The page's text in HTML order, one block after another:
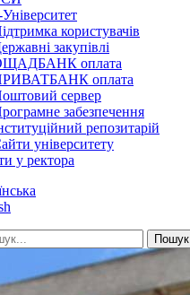
Університет
користувачів
закупівлі
оплата
оплата
сервер
забезпечення
репозитарій
університету
у ректора
Пошук